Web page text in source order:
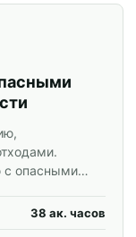
с опасными
38 ак. часов